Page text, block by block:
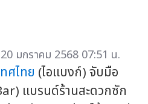
มกราคม 2568 07:51 น.
ศไทย (ไอแบงก์) จับมือ
แบรนด์ร้านสะดวกซัก